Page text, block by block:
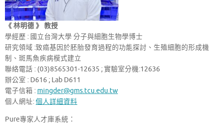
《 林明德 》 教授
學經歷 : 國立台灣大學 分子與細胞生物學博士
研究領域 :致癌基因於胚胎發育過程的功能探討、生殖細胞的形成機
制、斑馬魚疾病模式建立
聯絡電話 : (03)8565301-12635 ; 實驗室分機:12636
辦公室 : D616 ; Lab D611
電子信箱 : mingder@gms.tcu.edu.tw
個人網址:個人詳細資料
Pure專家人才庫系統：